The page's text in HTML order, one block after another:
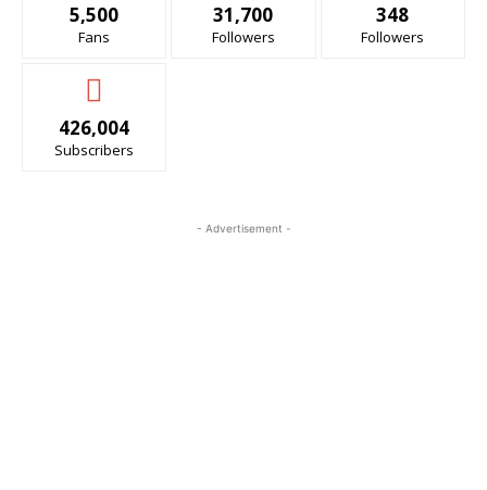
5,500
Fans
31,700
Followers
348
Followers
426,004
Subscribers
- Advertisement -